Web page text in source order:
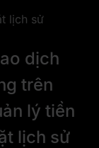
lịch sử
dịch
trên
lý tiền
lịch sử